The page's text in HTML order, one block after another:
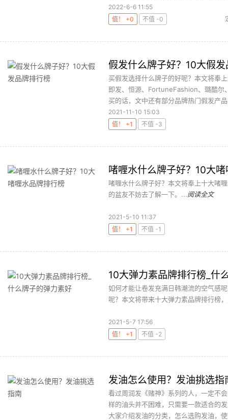
2022-6-6 11:55
值！ +0
不值 -0
假发什么牌子好？10大假
买假发选择什么牌子的好呢？本文将奉
即发、恒源、FortuneFashion、璐酷尔
买的话，文中还有部分品牌热门假发产
2021-11-10 15:03
值！ +1
不值 -3
啫喱水什么牌子好？10大
啫喱水什么牌子好？本文将奉上十大啫
的盆友不妨去了解一下。...阅读全文
2021-5-10 11:37
值！ +1
不值 -1
10大弹力素品牌排行榜_什
如何才能让卷发充满日韩潮流的空气感
呢？本文将带来十大弹力素品牌排行榜
2021-5-7 17:56
值！ +1
不值 -2
发油怎么使用？发油挑选指
看过周润发《赌神》系列的人，一定不
样的油头并不困难，只需要一款适合的
大家介绍发油的分类，怎么选购发油，